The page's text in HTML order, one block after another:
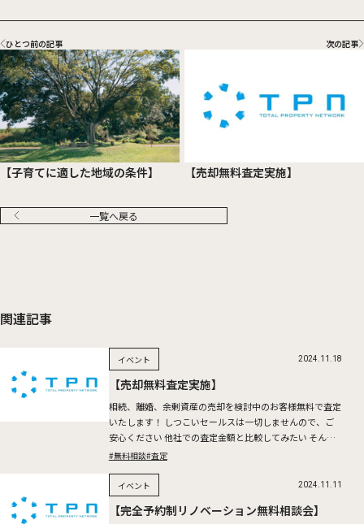
ひとつ前の記事
【子育てに適した地域の条件】
一覧へ戻る
次の記事
【売却無料査定実施】
関連記事
【売却無料査定実施】
相続、離婚、余剰資産の売却を検討中のお客様無料で査定
いたします！ しつこいセールスは一切しませんので、ご
安心ください 他社での査定金額と比較してみたい そんな
お客様も是非お問い合わせください。 2024.11.23(Sa […]
#無料相談#査定
イベント 2024.11.18
【完全予約制リノベーション無料相談会】
イベント 2024.11.11